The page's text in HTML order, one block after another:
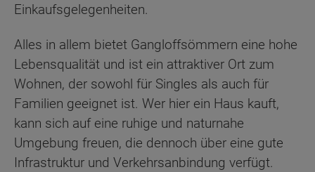
Einkaufsgelegenheiten.
Alles in allem bietet Gangloffsömmern eine hohe
Lebensqualität und ist ein attraktiver Ort zum
Wohnen, der sowohl für Singles als auch für
Familien geeignet ist. Wer hier ein Haus kauft,
kann sich auf eine ruhige und naturnahe
Umgebung freuen, die dennoch über eine gute
Infrastruktur und Verkehrsanbindung verfügt.